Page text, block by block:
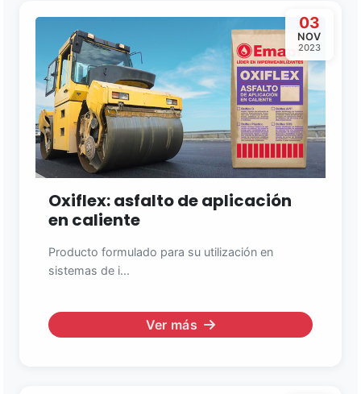
03
NOV
2023
Oxiflex: asfalto de aplicación
en caliente
Producto formulado para su utilización en
sistemas de i...
Ver más